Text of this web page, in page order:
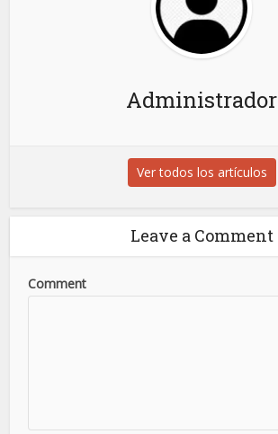
Administrador
Ver todos los artículos
Leave a Comment
Comment